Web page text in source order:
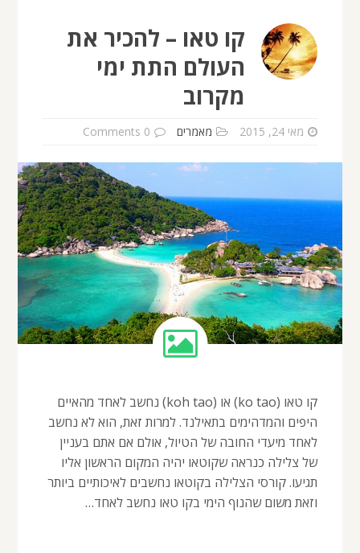
קו טאו – להכיר את
העולם התת ימי
מקרוב
מאי 24, 2015 מאמרים 0 Comments
קו טאו (ko tao) או (koh tao) נחשב לאחד מהאיים
היפים והמדהימים בתאילנד. למרות זאת, הוא לא נחשב
לאחד מיעדי החובה של הטיול, אולם אם אתם בעניין
של צלילה כנראה שקוטאו יהיה המקום הראשון אליו
תגיעו. קורסי הצלילה בקוטאו נחשבים לאיכותיים ביותר
וזאת משום שהנוף הימי בקו טאו נחשב לאחד…